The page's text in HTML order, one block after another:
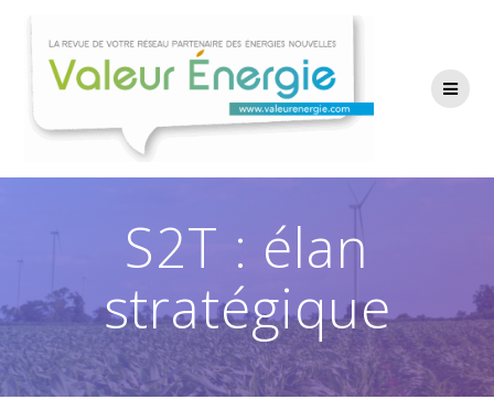
contenu
S2T : élan
stratégique